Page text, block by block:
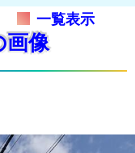
一覧表示
画像